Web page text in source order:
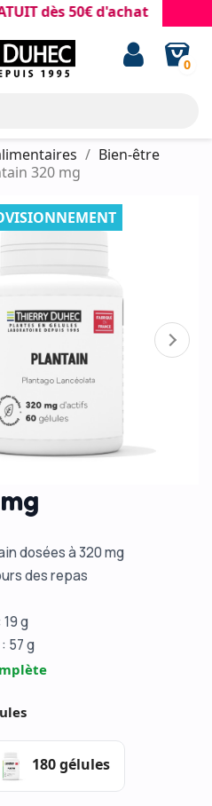
dès 50€ d'achat
0
Bien-être
320 mg
dosées à 320 mg
des repas
g
57 g
180 gélules